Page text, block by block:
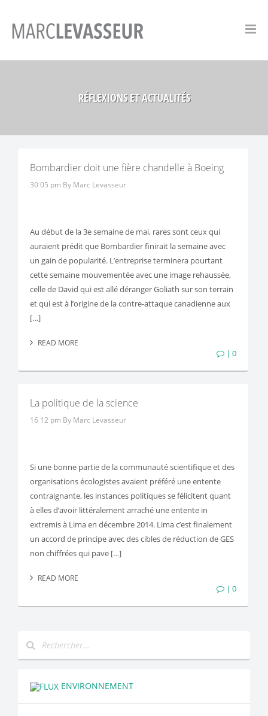
RÉFLEXIONS ET ACTUALITÉS
Bombardier doit une fière chandelle à Boeing
30 05 pm By Marc Levasseur
Au début de la 3e semaine de mai, rares sont ceux qui
auraient prédit que Bombardier finirait la semaine avec
un gain de popularité. L’entreprise terminera pourtant
cette semaine mouvementée avec une image rehaussée,
celle de David qui est allé déranger Goliath sur son terrain
et qui est à l’origine de la contre-attaque canadienne aux
[…]
READ MORE
| 0
La politique de la science
16 12 pm By Marc Levasseur
Si une bonne partie de la communauté scientifique et des
organisations écologistes avaient préféré une entente
contraignante, les instances politiques se félicitent quant
à elles d’avoir littéralement arraché une entente in
extremis à Lima en décembre 2014. Lima c’est finalement
un accord de principe avec des cibles de réduction de GES
non chiffrées qui pave […]
READ MORE
| 0
ENVIRONNEMENT